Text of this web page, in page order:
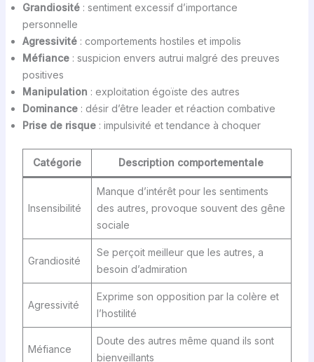
Grandiosité: sentiment excessif d’importance
personnelle
Agressivité: comportements hostiles et impolis
Méfiance: suspicion envers autrui malgré des preuves
positives
Manipulation : exploitation égoïste des autres
Dominance: désir d’être leader et réaction combative
Prise de risque: impulsivité et tendance à choquer
Catégorie Description comportementale
Insensibilité
Manque d’intérêt pour les sentiments
des autres, provoque souvent des gêne
sociale
Grandiosité
Se perçoit meilleur que les autres, a
besoin d’admiration
Agressivité
Exprime son opposition par la colère et
l’hostilité
Méfiance
Doute des autres même quand ils sont
bienveillants